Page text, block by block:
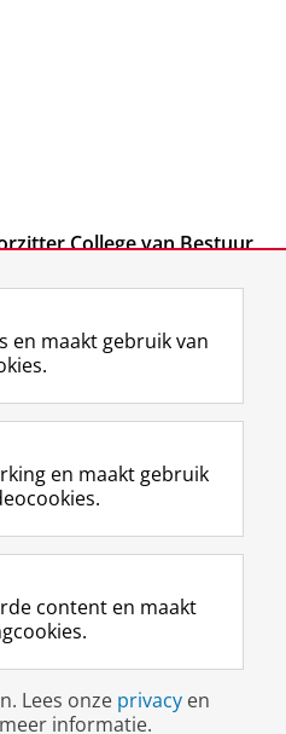
College van Bestuur
F
a
e
b
o
p
a
i
n
a
T
w
t
t
r
r
i
e
l
I
n
t
r
m
c
c
o
en maakt gebruik van
en maakt gebruik
content en maakt
Lees onze privacy en
informatie.